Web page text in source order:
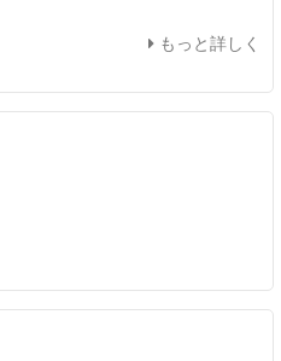
もっと詳しく